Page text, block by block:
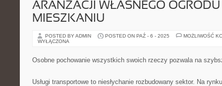
ARANŻACJI WŁASNEGO OGRODU
MIESZKANIU
POSTED BY ADMIN POSTED ON PAŹ - 6 - 2025
MOŻLIWOŚĆ
WYŁĄCZONA
Osobne pochowanie wszystkich swoich rzeczy pozwala na
Usługi transportowe to niesłychanie rozbudowany sektor. Na